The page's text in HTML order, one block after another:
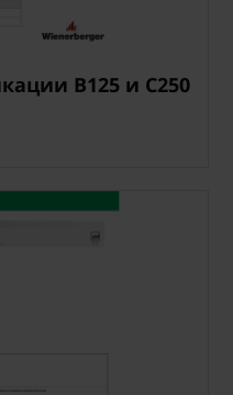
B125 и C250